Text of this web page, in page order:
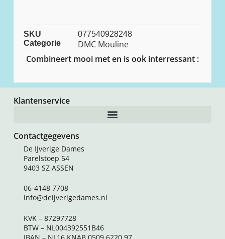
SKU
077540928248
Categorie
DMC Mouline
Combineert mooi met en is ook interressant :
Klantenservice
Contactgegevens
De IJverige Dames
Parelstoep 54
9403 SZ ASSEN
06-4148 7708
info@deijverigedames.nl
KVK – 87297728
BTW – NL004392551B46